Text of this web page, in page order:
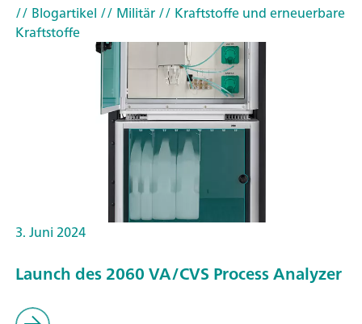
// Blogartikel // Militär// Kraftstoffe und erneuerbare
Kraftstoffe
3. Juni 2024
Launch des 2060 VA/CVS Process Analyzer